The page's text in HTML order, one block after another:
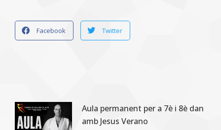
Facebook Twitter
Aula permanent per a 7è i 8è dan
amb Jesus Verano